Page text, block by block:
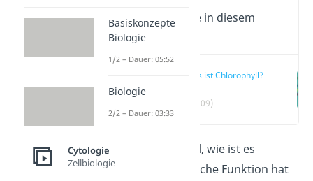
Wichtige Inhalte in diesem
Video
Was ist Chlorophyll?
(00:09)
Was ist Chlorophyll, wie ist es
aufgebaut und welche Funktion hat
Basiskonzepte
Biologie
1/2 – Dauer: 05:52
Biologie
2/2 – Dauer: 03:33
Cytologie
Zellbiologie